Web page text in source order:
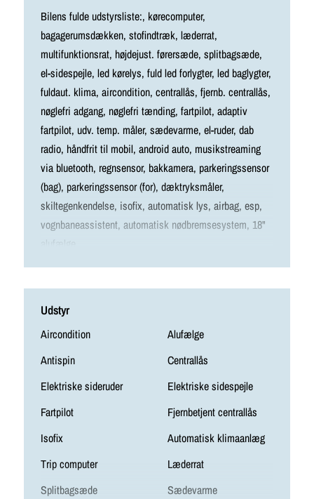
Bilens fulde udstyrsliste:, kørecomputer,
bagagerumsdækken, stofindtræk, læderrat,
multifunktionsrat, højdejust. førersæde, splitbagsæde,
el-sidespejle, led kørelys, fuld led forlygter, led baglygter,
fuldaut. klima, aircondition, centrallås, fjernb. centrallås,
nøglefri adgang, nøglefri tænding, fartpilot, adaptiv
fartpilot, udv. temp. måler, sædevarme, el-ruder, dab
radio, håndfrit til mobil, android auto, musikstreaming
via bluetooth, regnsensor, bakkamera, parkeringssensor
(bag), parkeringssensor (for), dæktryksmåler,
skiltegenkendelse, isofix, automatisk lys, airbag, esp,
vognbaneassistent, automatisk nødbremsesystem, 18"
Udstyr
Aircondition
Alufælge
Antispin
Centrallås
Elektriske sideruder
Elektriske sidespejle
Fartpilot
Fjernbetjent centrallås
Isofix
Automatisk klimaanlæg
Trip computer
Læderrat
Splitbagsæde
Sædevarme